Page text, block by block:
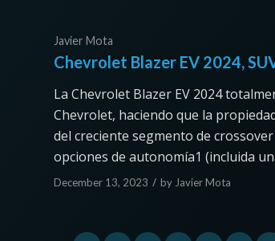
Javier Mota
Chevrolet Blazer EV 2024,
La Chevrolet Blazer EV 2024
Chevrolet, haciendo que la
del creciente segmento de
opciones de autonomía1 (incluida
December 13, 2023 / by Javier Mota